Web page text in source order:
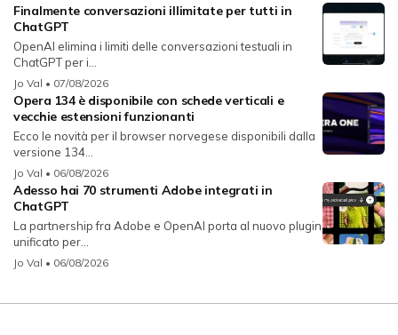
Finalmente conversazioni illimitate per tutti in
ChatGPT
OpenAI elimina i limiti delle conversazioni testuali in
ChatGPT per i...
Jo Val • 07/08/2026
Opera 134 è disponibile con schede verticali e
vecchie estensioni funzionanti
Ecco le novità per il browser norvegese disponibili dalla
versione 134...
Jo Val • 06/08/2026
Adesso hai 70 strumenti Adobe integrati in
ChatGPT
La partnership fra Adobe e OpenAI porta al nuovo plugin
unificato per...
Jo Val • 06/08/2026